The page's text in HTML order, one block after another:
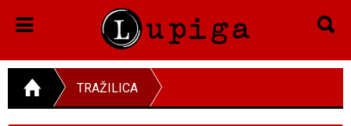
TRAŽILICA